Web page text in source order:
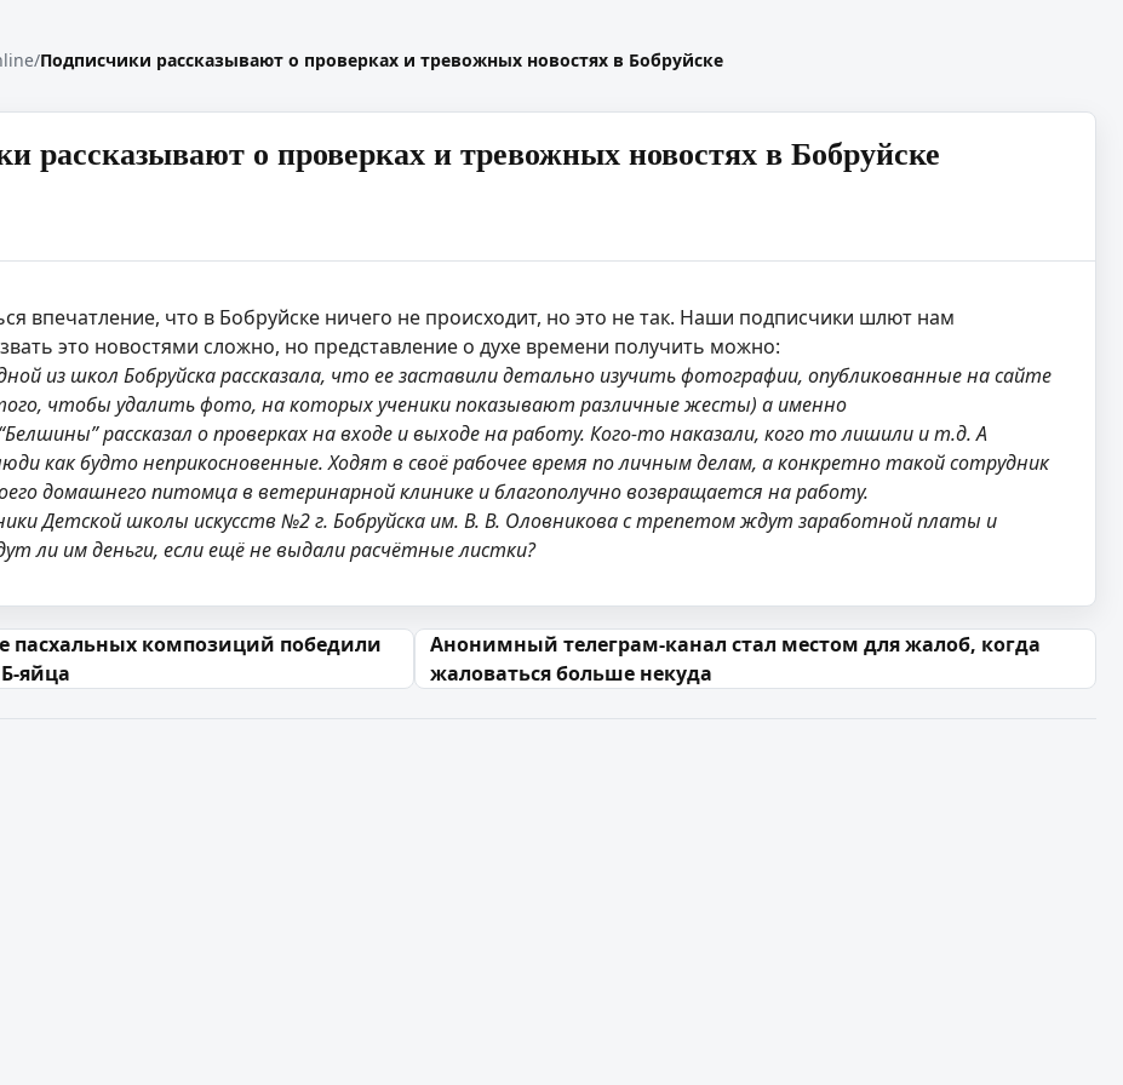
/Подписчики рассказывают о проверках и тревожных новостях в Бобруйске
рассказывают о проверках и тревожных новостях в Бобруйске
впечатление, что в Бобруйске ничего не происходит, но это не так. Наши подписчики шлют нам
это новостями сложно, но представление о духе времени получить можно:
из школ Бобруйска рассказала, что ее заставили детально изучить фотографии, опубликованные на сайте
чтобы удалить фото, на которых ученики показывают различные жесты) а именно
рассказал о проверках на входе и выходе на работу. Кого-то наказали, кого то лишили и т.д. А
как будто неприкосновенные. Ходят в своё рабочее время по личным делам, а конкретно такой сотрудник
домашнего питомца в ветеринарной клинике и благополучно возвращается на работу.
Детской школы искусств №2 г. Бобруйска им. В. В. Оловникова с трепетом ждут заработной платы и
ли им деньги, если ещё не выдали расчётные листки?
запісах
пасхальных композиций победили
яйца
Анонимный телеграм-канал стал местом для жалоб, когда
жаловаться больше некуда